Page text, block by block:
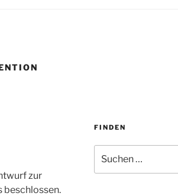
zur
FINDEN
nach: